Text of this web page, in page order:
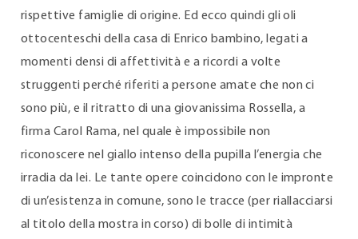
rispettive famiglie di origine. Ed ecco quindi gli oli
ottocenteschi della casa di Enrico bambino, legati a
momenti densi di affettività e a ricordi a volte
struggenti perché riferiti a persone amate che non ci
sono più, e il ritratto di una giovanissima Rossella, a
firma Carol Rama, nel quale è impossibile non
riconoscere nel giallo intenso della pupilla l’energia che
irradia da lei. Le tante opere coincidono con le impronte
di un’esistenza in comune, sono le tracce (per riallacciarsi
al titolo della mostra in corso) di bolle di intimità